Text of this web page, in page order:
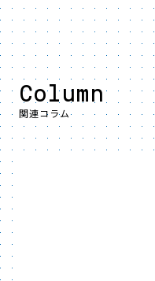
Column
関連コラム